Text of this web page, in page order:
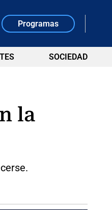
Programas
SOCIEDAD
la